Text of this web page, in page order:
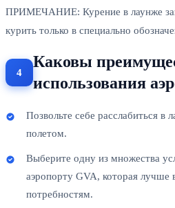
ПРИМЕЧАНИЕ: Курение в лаунже
курить только в специально
Каковы
использования
Позвольте себе расслабиться в
полетом.
Выберите одну из множества
аэропорту GVA, которая лучше
потребностям.